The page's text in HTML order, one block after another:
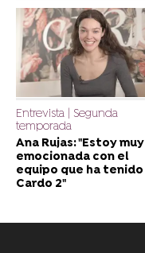
Entrevista | Segunda
temporada
Ana Rujas: "Estoy muy
emocionada con el
equipo que ha tenido
Cardo 2"